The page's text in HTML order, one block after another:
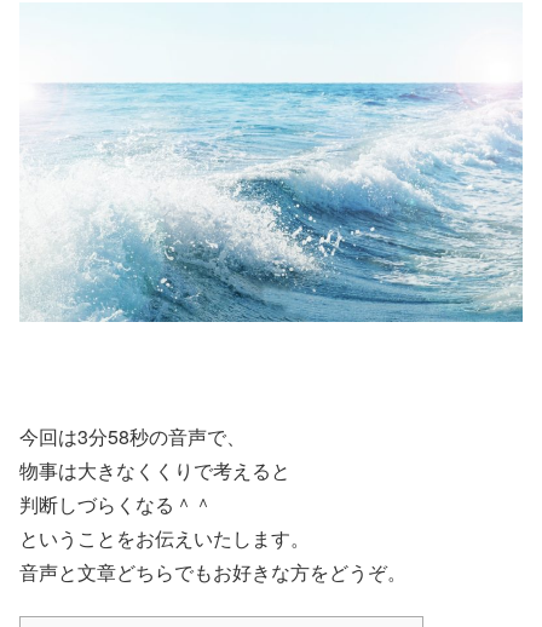
今回は3分58秒の音声で、
物事は大きなくくりで考えると
判断しづらくなる＾＾
ということをお伝えいたします。
音声と文章どちらでもお好きな方をどうぞ。